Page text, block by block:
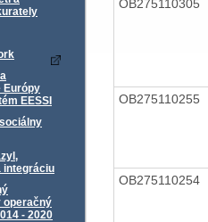
Európy
EESSI
integráciu
operačný
- 2020
OB275110305
OB275110255
OB275110254